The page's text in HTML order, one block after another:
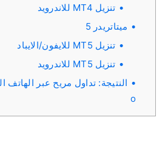
تنزيل MT4 للاندرويد
ميتاتريدر 5
تنزيل MT5 للايفون/الايباد
تنزيل MT5 للاندرويد
o